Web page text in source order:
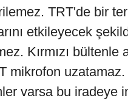
TRT'de bir
etkileyecek
Kırmızı bültenle
mikrofon
varsa bu iradeye